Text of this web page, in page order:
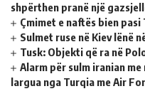
shpërthen pranë një
Çmimet e naftës bien
Sulmet ruse në Kiev lënë
Tusk: Objekti që ra në
Alarm për sulm iranian
largua nga Turqia me Air